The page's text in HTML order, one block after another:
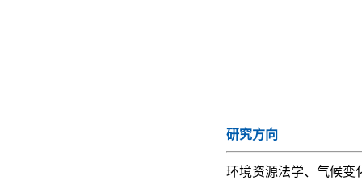
研究方向
环境资源法学、气候变